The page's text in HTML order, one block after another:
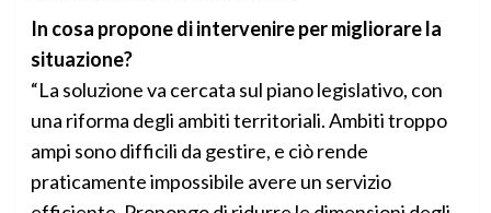
In cosa propone di intervenire per migliorare la
situazione?
“La soluzione va cercata sul piano legislativo, con
una riforma degli ambiti territoriali. Ambiti troppo
ampi sono difficili da gestire, e ciò rende
praticamente impossibile avere un servizio